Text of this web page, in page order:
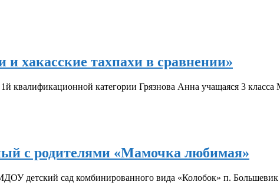
хакасские тахпахи в сравнении»
квалификационной категории Грязнова Анна учащаяся 3
с родителями «Мамочка любимая»
детский сад комбинированного вида «Колобок» п. Большевик